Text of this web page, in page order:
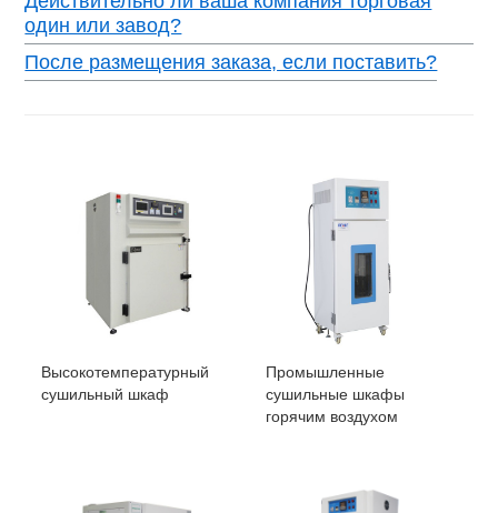
один или завод?
После размещения заказа, если поставить?
Высокотемпературный
сушильный шкаф
Промышленные
сушильные шкафы
горячим воздухом